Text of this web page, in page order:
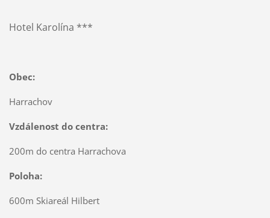
Hotel Karolína ***
Obec:
Harrachov
Vzdálenost do centra:
200m do centra Harrachova
Poloha:
600m Skiareál Hilbert